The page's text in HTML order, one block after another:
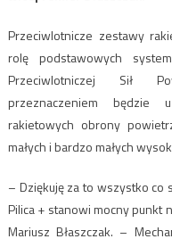
Przeciwlotnicze zestawy
rolę podstawowych
Przeciwlotniczej Sił
przeznaczeniem będzie
rakietowych obrony
małych i bardzo małych
– Dziękuję za to wszystko co
Pilica + stanowi mocny punkt
Mariusz Błaszczak. –